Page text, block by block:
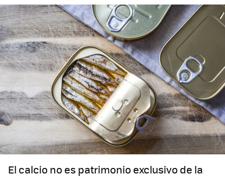
El calcio no es patrimonio exclusivo de la